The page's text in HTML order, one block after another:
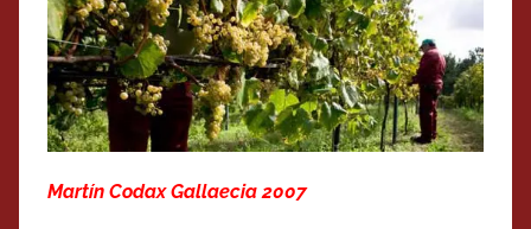
Martín Codax Gallaecia 2007